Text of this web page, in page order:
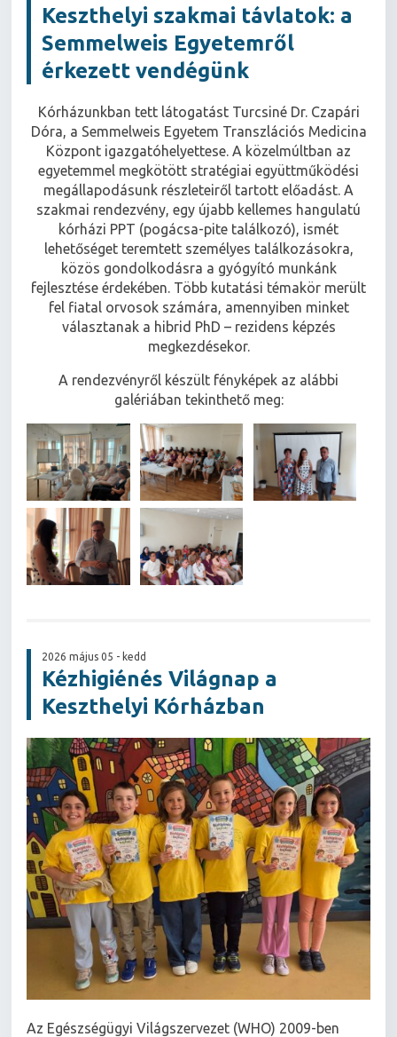
Keszthelyi szakmai távlatok: a
Semmelweis Egyetemről
érkezett vendégünk
Kórházunkban tett látogatást Turcsiné Dr. Czapári
Dóra, a Semmelweis Egyetem Transzlációs Medicina
Központ igazgatóhelyettese. A közelmúltban az
egyetemmel megkötött stratégiai együttműködési
megállapodásunk részleteiről tartott előadást. A
szakmai rendezvény, egy újabb kellemes hangulatú
kórházi PPT (pogácsa-pite találkozó), ismét
lehetőséget teremtett személyes találkozásokra,
közös gondolkodásra a gyógyító munkánk
fejlesztése érdekében. Több kutatási témakör merült
fel fiatal orvosok számára, amennyiben minket
választanak a hibrid PhD – rezidens képzés
megkezdésekor.
A rendezvényről készült fényképek az alábbi
galériában tekinthető meg:
2026 május 05 - kedd
Kézhigiénés Világnap a
Keszthelyi Kórházban
Az Egészségügyi Világszervezet (WHO) 2009-ben